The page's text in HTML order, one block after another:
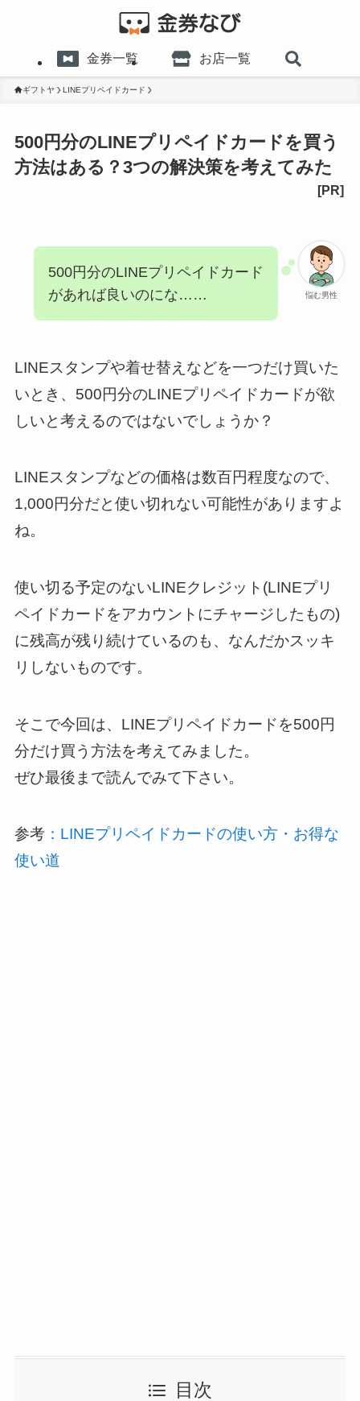
金券一覧 お店一覧
ギフトヤ LINEプリペイドカード
500円分のLINEプリペイドカードを買う
方法はある？3つの解決策を考えてみた
悩む男性
500円分のLINEプリペイドカード
があれば良いのにな……
LINEスタンプや着せ替えなどを一つだけ買いた
いとき、500円分のLINEプリペイドカードが欲
しいと考えるのではないでしょうか？
LINEスタンプなどの価格は数百円程度なので、
1,000円分だと使い切れない可能性がありますよ
ね。
使い切る予定のないLINEクレジット(LINEプリ
ペイドカードをアカウントにチャージしたもの)
に残高が残り続けているのも、なんだかスッキ
リしないものです。
そこで今回は、LINEプリペイドカードを500円
分だけ買う方法を考えてみました。
ぜひ最後まで読んでみて下さい。
参考：LINEプリペイドカードの使い方・お得な
使い道
目次